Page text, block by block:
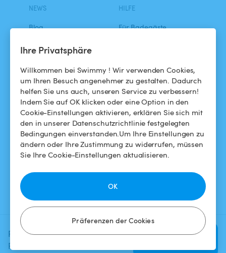
Ihre Privatsphäre
Willkommen bei Swimmy ! Wir verwenden Cookies,
um Ihren Besuch angenehmer zu gestalten. Dadurch
helfen Sie uns auch, unseren Service zu verbessern!
Indem Sie auf OK klicken oder eine Option in den
Cookie-Einstellungen aktivieren, erklären Sie sich mit
den in unserer Datenschutzrichtlinie festgelegten
Bedingungen einverstanden.Um Ihre Einstellungen zu
ändern oder Ihre Zustimmung zu widerrufen, müssen
Sie Ihre Cookie-Einstellungen aktualisieren.
Präferenzen der Cookies
OK
Planen Sie Ihr nächstes
Poolerlebnis
Verfügbarkeit
NEWS
Blog
Swimmy in den Medien
Das Swimmy-Abenteuer
HILFE
Für Badegäste
Meinen Pool vermieten
So funktioniert's
HILFE
Helpdesk
Allgemeine
Datenschutzbestimmungen
Impressums
FOLGEN SIE UNS
Facebook
Instagram